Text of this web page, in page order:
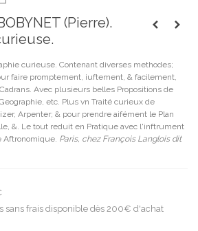
(Pierre).
curieuse. Contenant diverses methodes;
faire promptement, iuftement, & facilement,
Avec plusieurs belles Propositions de
etc. Plus vn Traité curieux de
Arpenter; & pour prendre aifément le Plan
&. Le tout reduit en Pratique avec l'inftrument
Aftronomique. Paris, chez François Langlois dit
sans frais disponible dès 200€ d'achat